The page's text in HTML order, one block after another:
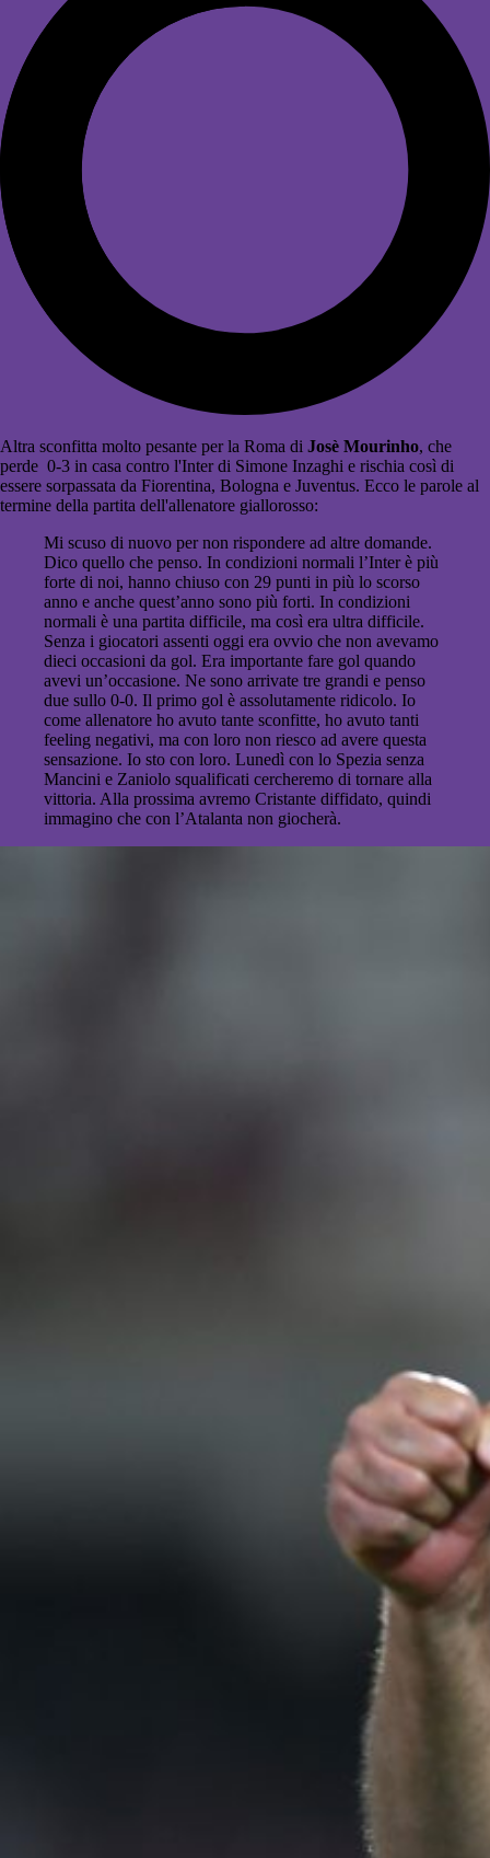
Altra sconfitta molto pesante per la Roma di Josè Mourinho, che
perde 0-3 in casa contro l'Inter di Simone Inzaghi e rischia così di
essere sorpassata da Fiorentina, Bologna e Juventus. Ecco le parole al
termine della partita dell'allenatore giallorosso:
Mi scuso di nuovo per non rispondere ad altre domande.
Dico quello che penso. In condizioni normali l’Inter è più
forte di noi, hanno chiuso con 29 punti in più lo scorso
anno e anche quest’anno sono più forti. In condizioni
normali è una partita difficile, ma così era ultra difficile.
Senza i giocatori assenti oggi era ovvio che non avevamo
dieci occasioni da gol. Era importante fare gol quando
avevi un’occasione. Ne sono arrivate tre grandi e penso
due sullo 0-0. Il primo gol è assolutamente ridicolo. Io
come allenatore ho avuto tante sconfitte, ho avuto tanti
feeling negativi, ma con loro non riesco ad avere questa
sensazione. Io sto con loro. Lunedì con lo Spezia senza
Mancini e Zaniolo squalificati cercheremo di tornare alla
vittoria. Alla prossima avremo Cristante diffidato, quindi
immagino che con l’Atalanta non giocherà.